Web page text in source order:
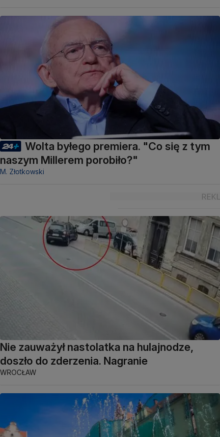
Wolta byłego premiera. "Co się z tym
naszym Millerem porobiło?"
M. Złotkowski
Nie zauważył nastolatka na hulajnodze,
doszło do zderzenia. Nagranie
WROCŁAW